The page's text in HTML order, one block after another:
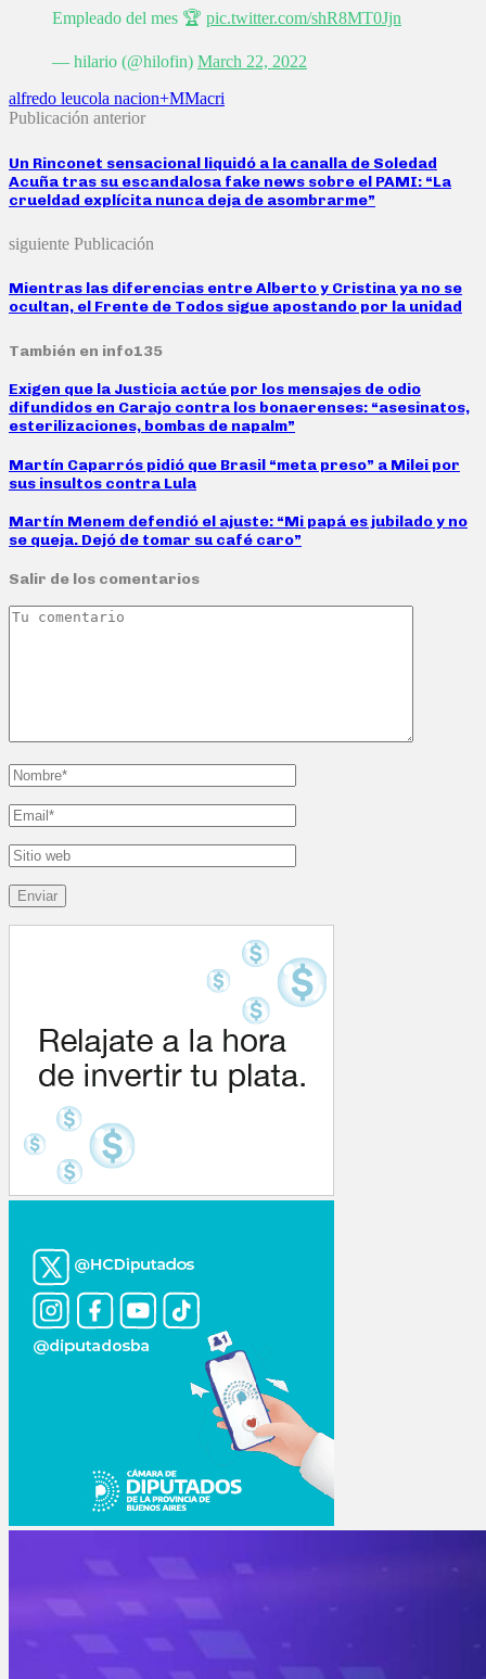
Empleado del mes 🏆 pic.twitter.com/shR8MT0Jjn
— hilario (@hilofin) March 22, 2022
alfredo leucola nacion+MMacri
Publicación anterior
Un Rinconet sensacional liquidó a la canalla de Soledad
Acuña tras su escandalosa fake news sobre el PAMI: “La
crueldad explícita nunca deja de asombrarme”
siguiente Publicación
Mientras las diferencias entre Alberto y Cristina ya no se
ocultan, el Frente de Todos sigue apostando por la unidad
También en info135
Exigen que la Justicia actúe por los mensajes de odio
difundidos en Carajo contra los bonaerenses: “asesinatos,
esterilizaciones, bombas de napalm”
Martín Caparrós pidió que Brasil “meta preso” a Milei por
sus insultos contra Lula
Martín Menem defendió el ajuste: “Mi papá es jubilado y no
se queja. Dejó de tomar su café caro”
Salir de los comentarios